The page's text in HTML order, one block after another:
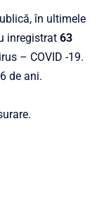
în ultimele
inregistrat 63
– COVID -19.
de ani.